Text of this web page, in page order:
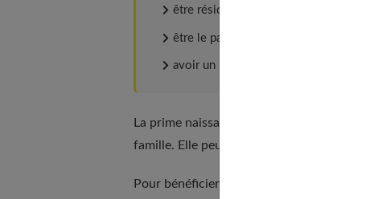
être résident en France,
être le parent de l'enfant ou être en
avoir un revenu modeste.
La prime naissance ou adoption est
famille. Elle peut atteindre 916 € pour les
Pour bénéficier de cette prime, vous